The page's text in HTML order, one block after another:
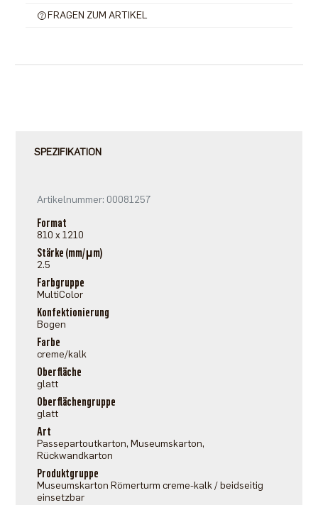
FRAGEN ZUM ARTIKEL
SPEZIFIKATION
Artikelnummer: 00081257
Format
810 x 1210
Stärke (mm/μm)
2.5
Farbgruppe
MultiColor
Konfektionierung
Bogen
Farbe
creme/kalk
Oberfläche
glatt
Oberflächengruppe
glatt
Art
Passepartoutkarton, Museumskarton,
Rückwandkarton
Produktgruppe
Museumskarton Römerturm creme-kalk / beidseitig
einsetzbar